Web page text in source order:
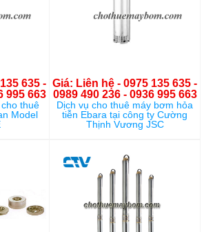
635 -
995 663
thuê
Model
Giá: Liên hệ - 0975 135 635 -
0989 490 236 - 0936 995 663
Dịch vụ cho thuê máy bơm hỏa
tiễn Ebara tại công ty Cường
Thịnh Vương JSC